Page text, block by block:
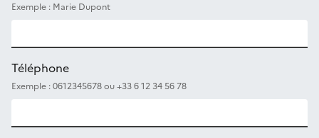
Exemple : Marie Dupont
Téléphone
Exemple : 0612345678 ou +33 6 12 34 56 78